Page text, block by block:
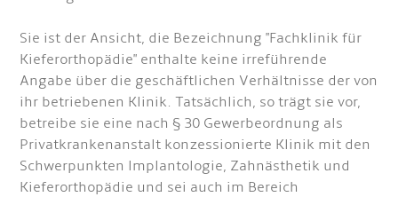
Sie ist der Ansicht, die Bezeichnung "Fachklinik für
Kieferorthopädie" enthalte keine irreführende
Angabe über die geschäftlichen Verhältnisse der von
ihr betriebenen Klinik. Tatsächlich, so trägt sie vor,
betreibe sie eine nach § 30 Gewerbeordnung als
Privatkrankenanstalt konzessionierte Klinik mit den
Schwerpunkten lmplantologie, Zahnästhetik und
Kieferorthopädie und sei auch im Bereich